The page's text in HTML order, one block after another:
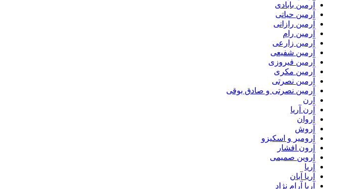
آرمین بابادی
آرمین حیاتی
آرمین رازانی
آرمین رام
آرمین زارعی
آرمین شفیعی
آرمین فیروزی
آرمین مکری
آرمین نصرتی
آرمین نصرتی و صادق بوقی
آرن
آرن آریا
آروان
آروش
آرومیر و اسکیزو
آرون افشار
آروین صمیمی
آریا
آریا آبان
آریا آرام نژاد